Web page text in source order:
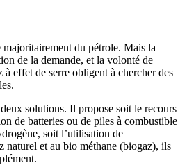
du pétrole. Mais la
de la demande, et la volonté de
à effet de serre obligent à chercher des
solutions. Il propose soit le recours
de batteries ou de piles à combustible
soit l’utilisation de
naturel et au bio méthane (biogaz), ils